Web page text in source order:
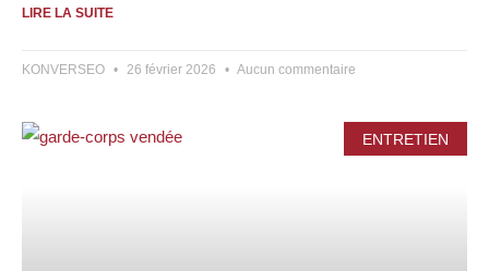
LIRE LA SUITE
KONVERSEO 26 février 2026 Aucun commentaire
ENTRETIEN